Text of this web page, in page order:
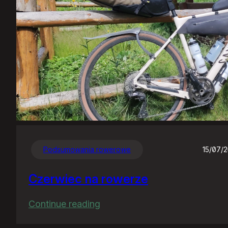
Podsumowania rowerowe 15/07/
Czerwiec na rowerze
Continue reading